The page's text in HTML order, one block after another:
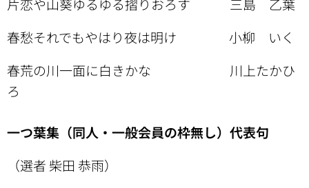
片恋や山葵ゆるゆる摺りおろす 三島 乙葉
春愁それでもやはり夜は明け 小柳 いく
春荒の川一面に白きかな 川上たかひ
ろ
一つ葉集（同人・一般会員の枠無し）代表句
（選者 柴田 恭雨）